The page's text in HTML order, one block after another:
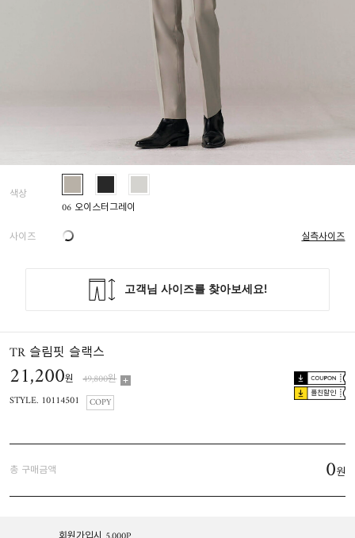
색상
06 오이스터그레이
사이즈
실측사이즈
TR 슬림핏 슬랙스
21,200원 49,800원
플친할인
STYLE. 10114501 COPY
총 구매금액 0원